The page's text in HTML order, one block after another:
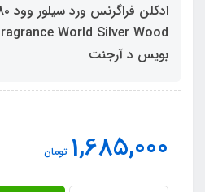
بویس د آرجنت
1,685,000 تومان